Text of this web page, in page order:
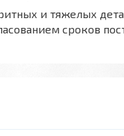
и тяжелых
сроков